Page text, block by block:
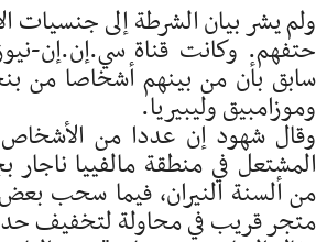
ولم يشر بيان الشرطة إلى جنسيات
حتفهم. وكانت قناة سي.إن.إن-
سابق ⁠بأن من بينهم أشخاصا من
وموزامبيق وليبيريا.
وقال شهود إن عددا من الأشخاص
المشتعل في منطقة مالفييا
من ألسنة النيران، فيما سحب
متجر قريب في محاولة لتخفيف